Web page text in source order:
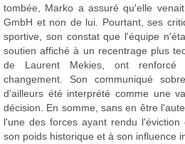
tombée, Marko a assuré qu'elle
GmbH et non de lui. Pourtant, ses
sportive, son constat que l'équipe
soutien affiché à un recentrage plus
de Laurent Mekies, ont renforcé
changement. Son communiqué
d'ailleurs été interprété comme une
décision. En somme, sans en être
l'une des forces ayant rendu
son poids historique et à son influence